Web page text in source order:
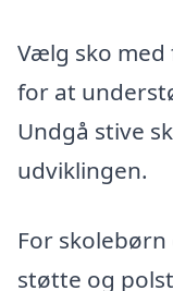
Vælg sko med
for at
Undgå stive
udviklingen.
For
støtte og